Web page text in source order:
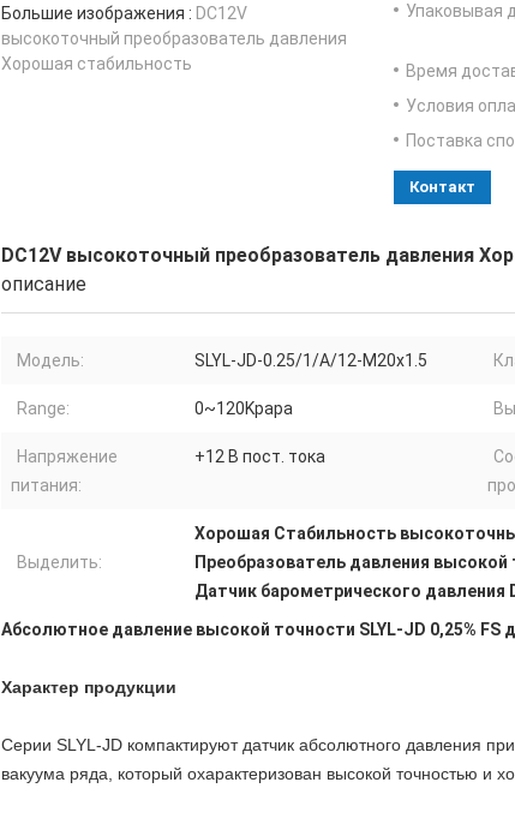
Большие изображения : DC12V
высокоточный преобразователь давления
Хорошая стабильность
Упаковывая
Время
Условия
Поставка
Контакт
DC12V высокоточный преобразователь давления
описание
Модель: SLYL-JD-0.25/1/A/12-M20x1.5
Range: 0~120Kpapa
Напряжение
питания:
+12 В пост. тока
Выделить:
Хорошая Стабильность
Преобразователь давления высокой
Датчик барометрического давления
Абсолютное давление высокой точности SLYL-JD 0,25% FS
Характер продукции
Серии SLYL-JD компактируют датчик абсолютного давления
вакуума ряда, который охарактеризован высокой точностью и